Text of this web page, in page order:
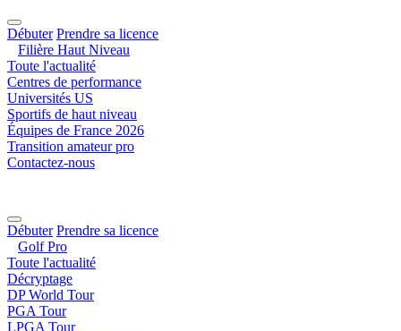
Débuter Prendre sa licence
Filière Haut Niveau
Toute l'actualité
Centres de performance
Universités US
Sportifs de haut niveau
Équipes de France 2026
Transition amateur pro
Contactez-nous
Débuter Prendre sa licence
Golf Pro
Toute l'actualité
Décryptage
DP World Tour
PGA Tour
LPGA Tour